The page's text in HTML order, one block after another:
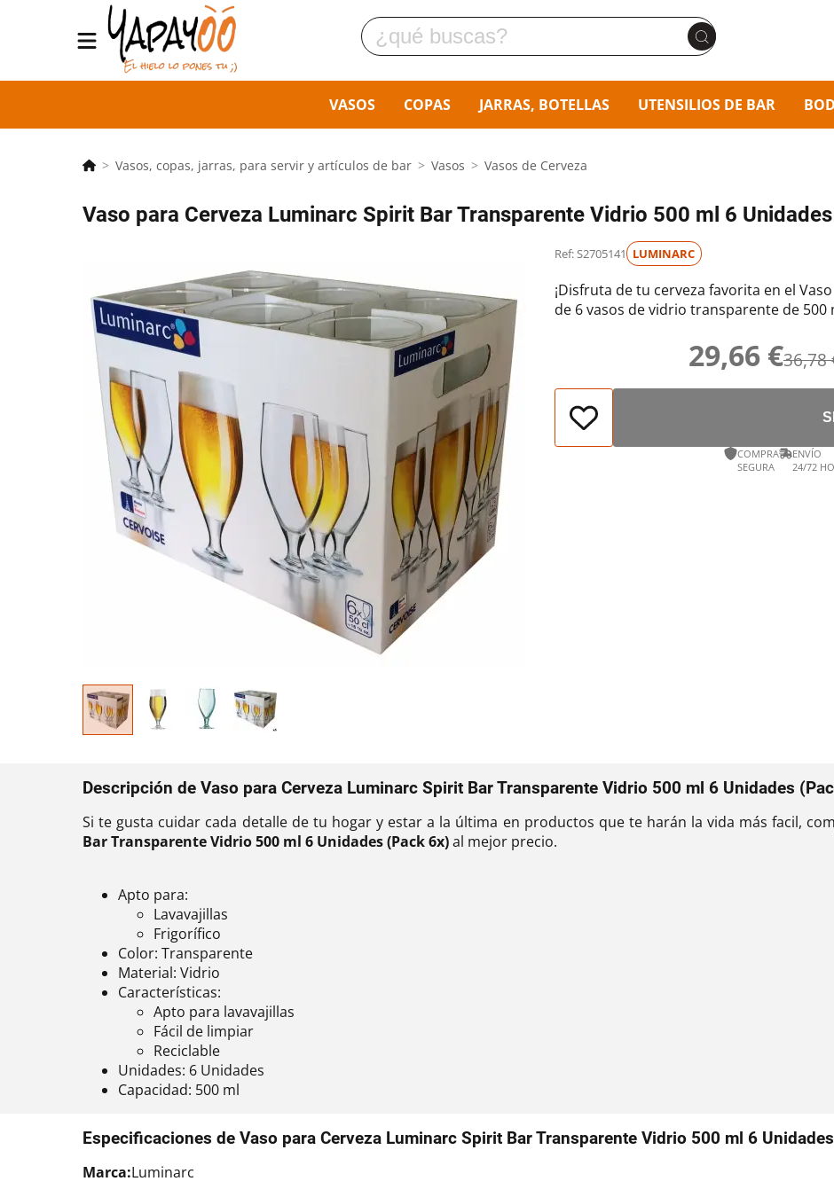
VASOS COPAS JARRAS, BOTELLAS UTENSILIOS DE BAR
Vasos, copas, jarras, para servir y artículos de bar Vasos Vasos de Cerveza
Vaso para Cerveza Luminarc Spirit Bar Transparente Vidrio 500 ml 6
Ref: S2705141 LUMINARC
¡Disfruta de tu cerveza favorita en el
de 6 vasos de vidrio transparente de
29,66 €36,78
COMPRA
SEGURA
ENVÍO
24/72
Descripción de Vaso para Cerveza Luminarc Spirit Bar Transparente Vidrio 500 ml 6 Unidades
Si te gusta cuidar cada detalle de tu hogar y estar a la última en productos que te harán la vida más facil,
Bar Transparente Vidrio 500 ml 6 Unidades (Pack 6x)al mejor precio.
Apto para:
Lavavajillas
Frigorífico
Color: Transparente
Material: Vidrio
Características:
Apto para lavavajillas
Fácil de limpiar
Reciclable
Unidades: 6 Unidades
Capacidad: 500 ml
Especificaciones de Vaso para Cerveza Luminarc Spirit Bar Transparente Vidrio 500 ml 6
Marca:Luminarc